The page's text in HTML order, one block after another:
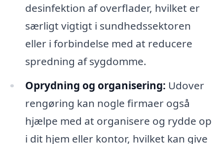
desinfektion af overflader, hvilket er
særligt vigtigt i sundhedssektoren
eller i forbindelse med at reducere
spredning af sygdomme.
Oprydning og organisering: Udover
rengøring kan nogle firmaer også
hjælpe med at organisere og rydde op
i dit hjem eller kontor, hvilket kan give